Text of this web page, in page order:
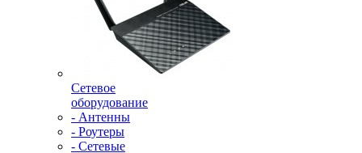
Сетевое
оборудование
- Антенны
- Роутеры
- Сетевые